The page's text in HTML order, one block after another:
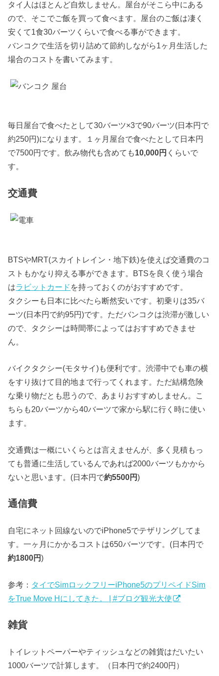
タイ人はほとんど自炊しません。屋台がそこら中にある
ので、そこでご飯を買って食べます。屋台のご飯は凄く
安くて1食30バーツくらいで食べる事ができます。
バンコクで生活を切り詰めて節約しながら1ヶ月生活した
場合のコストを書いてみます。
毎日屋台で食べたとして30バーツ×3で90バーツ(日本円で
約250円)になります。１ヶ月屋台で食べたとして日本円
で7500円です。飲み物代も含めても10,000円 くらいで
す。
交通費
BTSやMRT(スカイトレイン・地下鉄)を使えば交通費のコ
ストもかなり抑える事ができます。BTSを良く使う場合
はラビットカード を持っておくのがおすすめです。
タクシーも日本に比べたら断然安いです。初乗りは35バ
ーツ(日本円で約95円)です。ただバンコクは渋滞が激しい
ので、タクシーは時間帯によってはおすすめできませ
ん。
バイクタクシー(モタサイ)も便利です。渋滞中でも車の横
をすり抜けて目的地まで行ってくれます。ただ結構危険
な乗り物だとも思うので、あまりおすすめしません。こ
ちらも20バーツから40バーツで家から駅に行く時に使い
ます。
交通費は一概にいくらとは言えませんが、多く見積もっ
ても普通に生活しているんであれば2000バーツもかから
ないと思います。(日本円で約5500円)
通信費
自宅にネット回線ないのでiPhone5でテザリングしてま
す。一ヶ月にかかるコストは650バーツです。(日本円で
約1800円)
参考： タイでSimロックフリーiPhone5のプリペイドSim
をTrue Move Hにしてきた。 | #ブログ観光大使
雑貨
トイレットペーパーやティッシュなどの雑貨はだいたい
1000バーツで計算します。（日本円で約2400円）